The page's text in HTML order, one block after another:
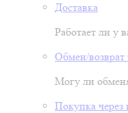
Доставка
Работает ли у
Обмен/возврат
Могу ли
Покупка через